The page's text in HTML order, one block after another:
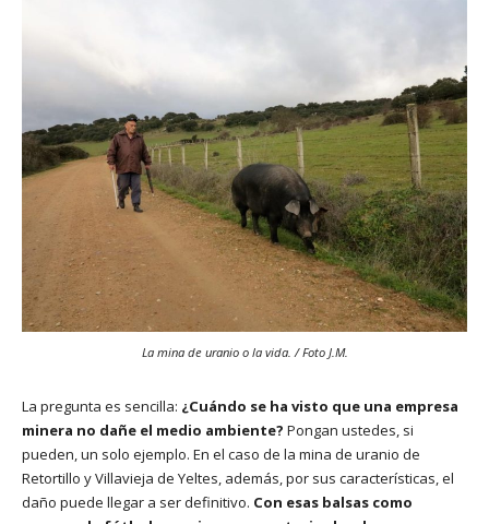
La mina de uranio o la vida. / Foto J.M.
La pregunta es sencilla: ¿Cuándo se ha visto que una empresa
minera no dañe el medio ambiente? Pongan ustedes, si
pueden, un solo ejemplo. En el caso de la mina de uranio de
Retortillo y Villavieja de Yeltes, además, por sus características, el
daño puede llegar a ser definitivo. Con esas balsas como